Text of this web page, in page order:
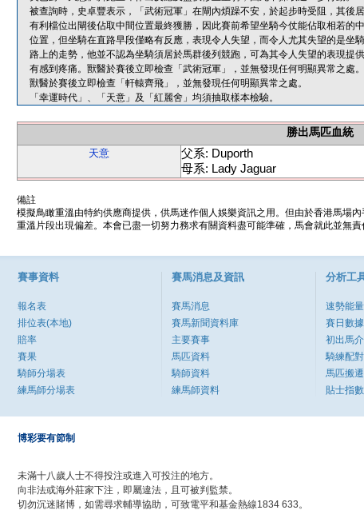
被查詢時，史卓豐表示，「武術冠軍」在閘內煩躁不安，於起步時受阻，其後
有利檔位出閘後佔取中間位置最終獲勝，因此賽前希望坐騎今仗能佔取相若的
位置，但坐騎在直路早段僅略有反應，表現令人失望，而令人尤其失望的是坐
路上的走勢，他並不認為坐騎須居於馬群後列競跑，可為其令人失望的表現提
有感到疼痛。獸醫於賽後立即檢查「武術冠軍」，並無發現任何明顯異常之處。
獸醫於賽後立即檢查「軒轅齊飛」，並無發現任何明顯異常之處。
「幸運時代」、「天意」及「紅麗舍」均須抽取樣本檢驗。
勝出馬匹血統
天意
父系: Duporth
母系: Lady Jaguar
備註
模擬鳥瞰重溫由特約供應商提供，供馬迷作個人娛樂資訊之用。但由於香港馬場
重溫片段出現偏差。本會已盡一切努力務求有關資料盡可能準確，馬會就此並無
賽事資料
報名表
排位表(本地)
賠率
賽果
騎師分場表
練馬師分場表
賽馬消息及資訊
賽馬消息
賽馬新聞資料庫
主要賽事
馬匹資料
騎師資料
練馬師資料
分析工
速勢能量
賽日數據
初出馬
騎練配
馬匹搬
貼士指數
博彩要有節制
未滿十八歲人士不得投注或進入可投注的地方。
向非法或海外莊家下注，即屬違法，且可被判監禁。
切勿沉迷賭博，如需尋求輔導協助，可致電平和基金熱線1834 633。